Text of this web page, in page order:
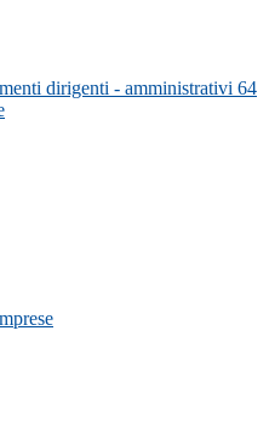
dirigenti - amministrativi 64